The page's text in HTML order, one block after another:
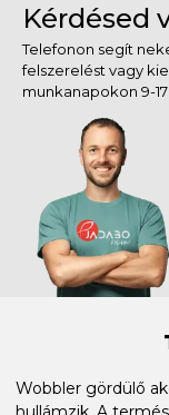
Kérdésed
Telefonon segít
felszerelést vagy
munkanapokon 9-
Wobbler gördülő